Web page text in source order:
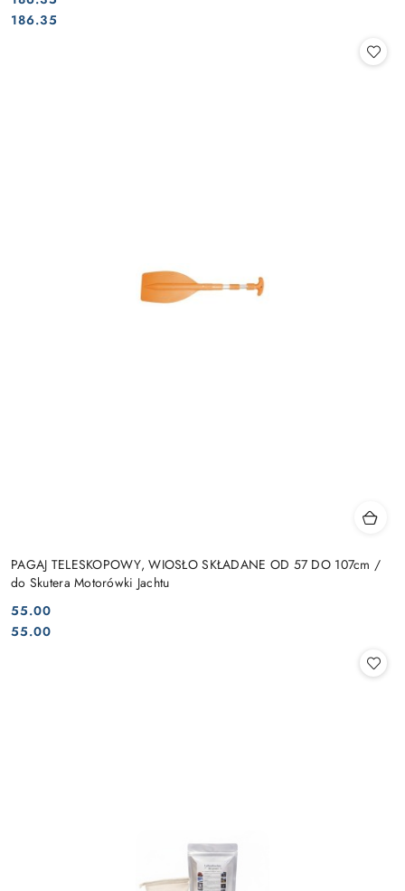
Cena:
Cena:
186.35
PAGAJ TELESKOPOWY, WIOSŁO SKŁADANE OD 57 DO 107cm /
do Skutera Motorówki Jachtu
Cena:
55.00
Cena:
55.00